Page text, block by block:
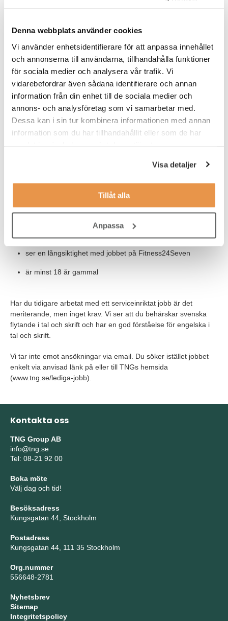
Denna webbplats använder cookies
Vi använder enhetsidentifierare för att anpassa innehållet
och annonserna till användarna, tillhandahålla funktioner
för sociala medier och analysera vår trafik. Vi
vidarebefordrar även sådana identifierare och annan
information från din enhet till de sociala medier och
annons- och analysföretag som vi samarbetar med.
Dessa kan i sin tur kombinera informationen med annan
information som du har tillhandahållit eller som de har
Visa detaljer
Tillåt alla
Anpassa
ROLLEN INNEBÄR I KORTHET
tillsammans med en kollega. Tjänsten är på deltid 50% med
arbetstider måndag-torsdag 15.45-20.15 med 2 timmars flex i
veckan. Tjänsten startar så snart rätt kan vara på plats. Du
kommer att få en introduktion som ger dig en bra grund att
bygga vidare på i rollen som gymvärd.
VEM ÄR DU?
Vi söker dig som:
jobbar effektivt, organiserat och självständigt
har lätt att anpassa dig efter olika situationer
ser en långsiktighet med jobbet på Fitness24Seven
är minst 18 år gammal
Har du tidigare arbetat med ett serviceinriktat jobb är det
meriterande, men inget krav. Vi ser att du behärskar svenska
flytande i tal och skrift och har en god förståelse för engelska i
tal och skrift.
Vi tar inte emot ansökningar via email. Du söker istället jobbet
enkelt via anvisad länk på eller till TNGs hemsida
(www.tng.se/lediga-jobb).
Kontakta oss
TNG Group AB
info@tng.se
Tel: 08-21 92 00
Boka möte
Välj dag och tid!
Besöksadress
Kungsgatan 44, Stockholm
Postadress
Kungsgatan 44, 111 35 Stockholm
Org.nummer
556648-2781
Nyhetsbrev
Sitemap
Integritetspolicy